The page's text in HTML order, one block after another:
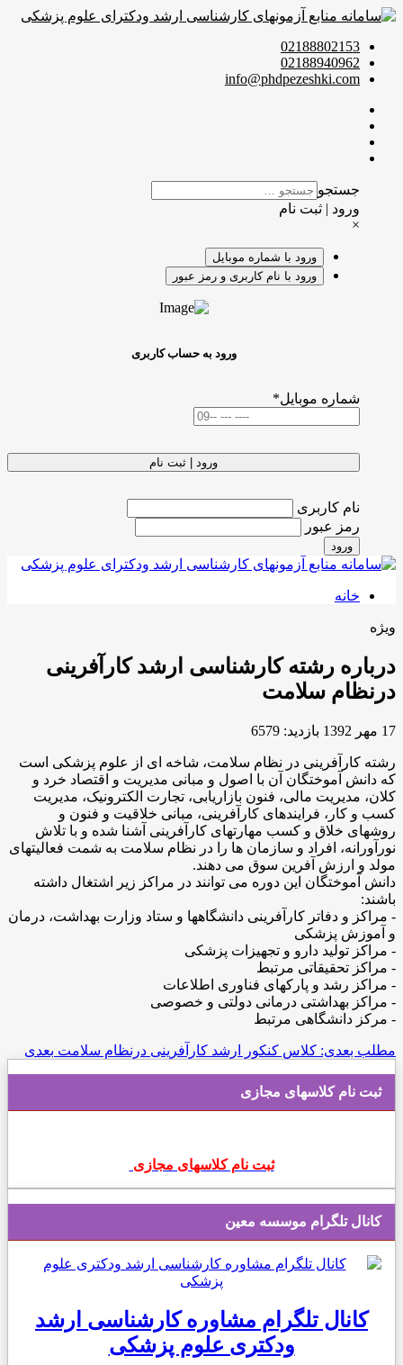
02188802153
02188940962
info@phdpezeshki.com
جستجو
ورود | ثبت نام
×
ورود با شماره موبایل
ورود با نام کاربری و رمز عبور
ورود به حساب کاربری
شماره موبایل*
ورود | ثبت نام
نام کاربری
رمز عبور
ورود
خانه
ویژه
درباره رشته کارشناسی ارشد کارآفرینی
درنظام سلامت
17 مهر 1392 بازدید: 6579
رشته کارآفرینی در نظام سلامت، شاخه ای از علوم پزشکی است
که دانش آموختگان آن با اصول و مبانی مدیریت و اقتصاد خرد و
کلان، مدیریت مالی، فنون بازاریابی، تجارت الکترونیک، مدیریت
کسب و کار، فرایندهای کارآفرینی، مبانی خلاقیت و فنون و
روشهای خلاق و کسب مهارتهای کارآفرینی آشنا شده و با تلاش
نورآورانه، افراد و سازمان ها را در نظام سلامت به شمت فعالیتهای
مولد و ارزش آفرین سوق می دهند.
دانش آموختگان این دوره می توانند در مراکز زیر اشتغال داشته
باشند:
- مراکز و دفاتر کارآفرینی دانشگاهها و ستاد وزارت بهداشت، درمان
و آموزش پزشکی
- مراکز تولید دارو و تجهیزات پزشکی
- مراکز تحقیقاتی مرتبط
- مراکز رشد و پارکهای فناوری اطلاعات
- مراکز بهداشتی درمانی دولتی و خصوصی
- مرکز دانشگاهی مرتبط
مطلب بعدی: کلاس کنکور ارشد کارآفرینی درنظام سلامت بعدی
ثبت نام کلاسهای مجازی
ثبت نام کلاسهای مجازی
کانال تلگرام موسسه معین
کانال تلگرام مشاوره کارشناسی ارشد
ودکتری علوم پزشکی